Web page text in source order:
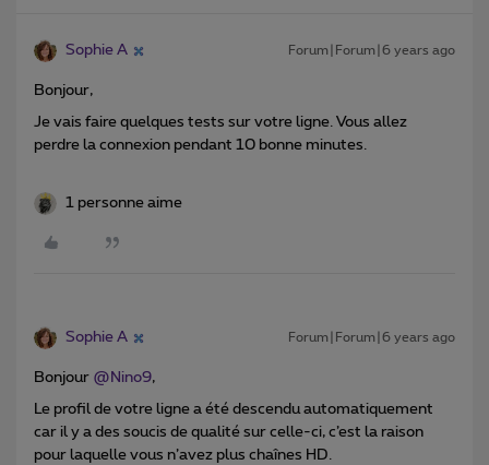
Sophie A Forum|Forum|6 years ago
Bonjour,
Je vais faire quelques tests sur votre ligne. Vous allez
perdre la connexion pendant 10 bonne minutes.
1 personne aime
Sophie A Forum|Forum|6 years ago
Bonjour @Nino9,
Le profil de votre ligne a été descendu automatiquement
car il y a des soucis de qualité sur celle-ci, c’est la raison
pour laquelle vous n’avez plus chaînes HD.